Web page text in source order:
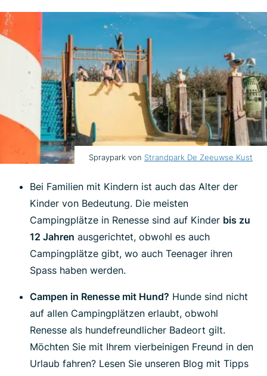
Spraypark von Strandpark De Zeeuwse Kust
Bei Familien mit Kindern ist auch das Alter der
Kinder von Bedeutung. Die meisten
Campingplätze in Renesse sind auf Kinder bis zu
12 Jahren ausgerichtet, obwohl es auch
Campingplätze gibt, wo auch Teenager ihren
Spass haben werden.
Campen in Renesse mit Hund? Hunde sind nicht
auf allen Campingplätzen erlaubt, obwohl
Renesse als hundefreundlicher Badeort gilt.
Möchten Sie mit Ihrem vierbeinigen Freund in den
Urlaub fahren? Lesen Sie unseren Blog mit Tipps